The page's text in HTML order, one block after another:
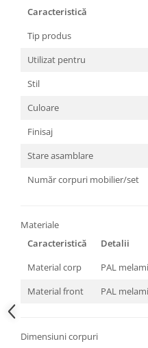
Caracteristică
Tip produs
Utilizat pentru
Stil
Culoare
Finisaj
Stare asamblare
Număr corpuri mobilier/set
Materiale
Caracteristică
Detalii
Material corp
PAL
Material front
PAL
Dimensiuni corpuri